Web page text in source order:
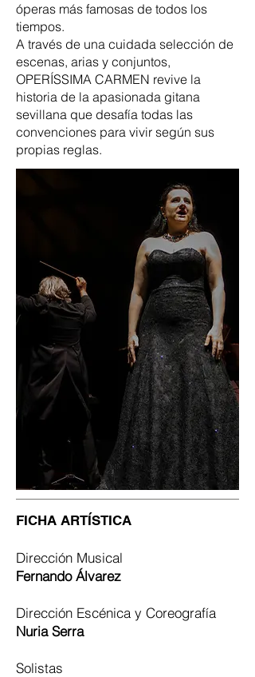
óperas más famosas de todos los
tiempos.
A través de una cuidada selección de
escenas, arias y conjuntos,
OPERÍSSIMA CARMEN revive la
historia de la apasionada gitana
sevillana que desafía todas las
convenciones para vivir según sus
propias reglas.
FICHA ARTÍSTICA
Dirección Musical
Fernando Álvarez
Dirección Escénica y Coreografía
Nuria Serra
Solistas